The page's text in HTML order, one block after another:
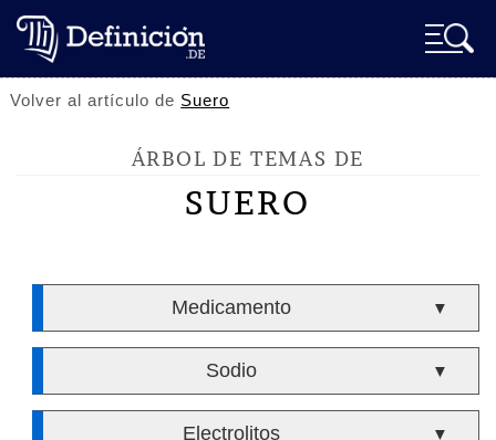
Volver al artículo de Suero
ÁRBOL DE TEMAS DE
SUERO
Medicamento ▼
Sodio ▼
Electrolitos ▼